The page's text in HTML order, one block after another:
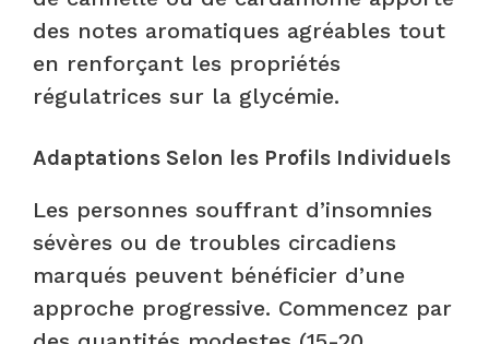
des notes aromatiques agréables tout
en renforçant les propriétés
régulatrices sur la glycémie.
Adaptations Selon les Profils Individuels
Les personnes souffrant d’insomnies
sévères ou de troubles circadiens
marqués peuvent bénéficier d’une
approche progressive. Commencez par